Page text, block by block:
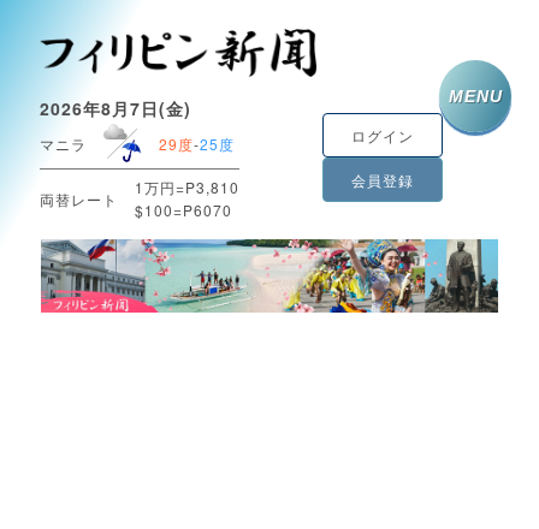
2026年8月7日(金)
マニラ 29度-25度
両替レート
1万円=P3,810
$100=P6070
ログイン
会員登録
MENU